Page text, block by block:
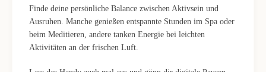
Finde deine persönliche Balance zwischen Aktivsein und
Ausruhen. Manche genießen entspannte Stunden im Spa oder
beim Meditieren, andere tanken Energie bei leichten
Aktivitäten an der frischen Luft.